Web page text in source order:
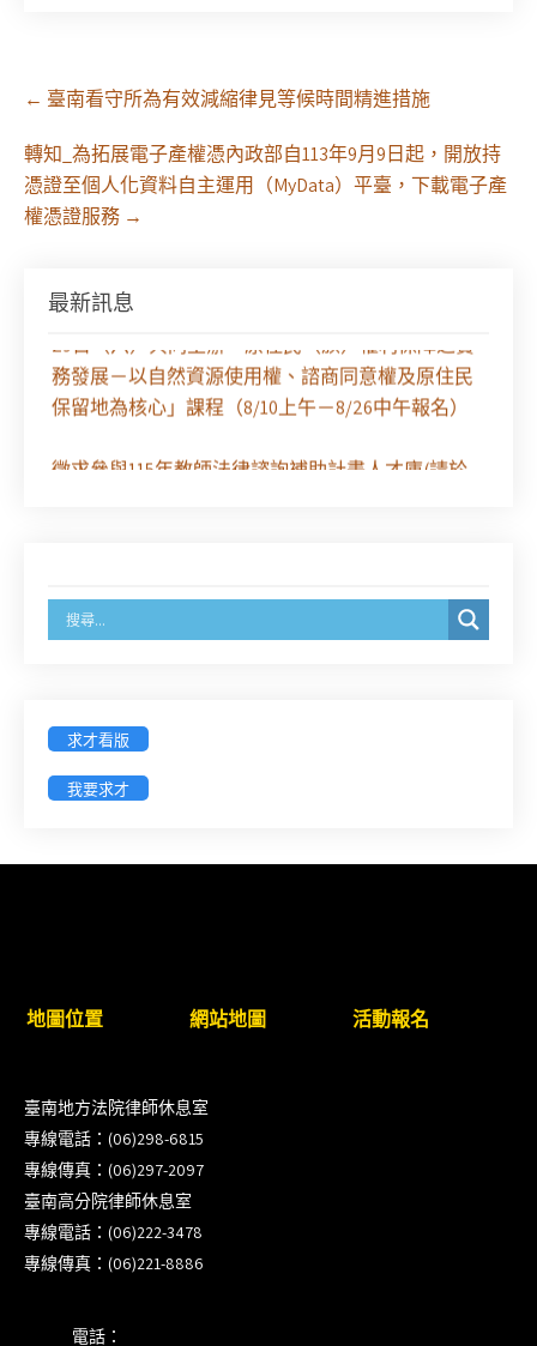
Post
navigation
← 臺南看守所為有效減縮律見等候時間精進措施
轉知_為拓展電子產權憑內政部自113年9月9日起，開放持
憑證至個人化資料自主運用（MyData）平臺，下載電子產
權憑證服務 →
最新訊息
【課程報名】全律會與台北律師公會等單位定於8月
務發展－以自然資源使用權、諮商同意權及原住民
保留地為核心」課程（8/10上午－8/26中午報名）
徵求參與115年教師法律諮詢補助計畫人才庫(請於
徵詢有意願擔任臺南市115年度國民中小學法治教育
入校扎根計畫講師之會員(8/14前線上表單登記)
新竹律師公會8/21(五)舉辦「AI職場應用」進修課程
衛」課程(8/12前向本會報名,實體)
壇｣
【重要公告】115年職場霸凌調查專業人才(律師)培
訓課程（雲嘉南場）錄取通知已發送
本會訂於115年8月15日(六)上午舉辦「使用AI如何幫
前報名，實體+線上併行)
求才看版
我要求才
地圖位置 網站地圖 活動報名
臺南地方法院律師休息室
專線電話：(06)298-6815
專線傳真：(06)297-2097
臺南高分院律師休息室
專線電話：(06)222-3478
專線傳真：(06)221-8886
電話：